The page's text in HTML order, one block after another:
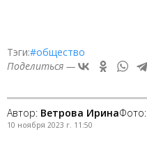
Тэги:#общество
Поделиться —
Автор: Ветрова ИринаФото:
10 ноября 2023 г. 11:50